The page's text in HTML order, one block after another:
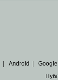
| Android | Google